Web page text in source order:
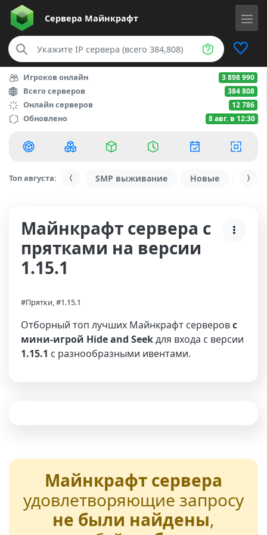
Сервера Майнкрафт
Игроков онлайн 3 898 990
Всего серверов 384 808
Онлайн серверов 12 786
Обновлено 8 авг. в 12:30
Топ августа: SMP выживание Новые С
Майнкрафт сервера с
прятками на версии
1.15.1
#Прятки, #1.15.1
Отборный топ лучших Майнкрафт серверовс
мини-игрой Hide and Seekдля входа с версии
1.15.1 с разнообразными ивентами.
Майнкрафт сервера
удовлетворяющие запросу
не были найдены,